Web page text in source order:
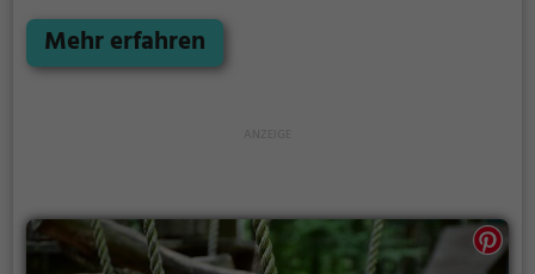
Erdboden erwartet dich eine Welt voller Abenteuer
und Erlebnis. Der Seilgarten Lesum bietet sowohl
Mehr erfahren